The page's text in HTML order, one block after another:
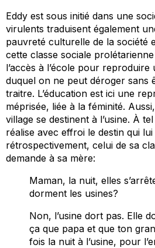
Eddy est sous initié dans une
virulents traduisent également
pauvreté culturelle de la société
cette classe sociale
l’accès à l’école pour
duquel on ne peut déroger sans
traitre. L’éducation est ici une
méprisée, liée à la féminité.
village se destinent à l’usine. À
réalise avec effroi le destin qui
rétrospectivement, celui de sa
demande à sa mère:
Maman, la nuit, elles
dorment les usines?
Non, l’usine dort pas. Elle
ça que papa et que ton
fois la nuit à l’usine, pour